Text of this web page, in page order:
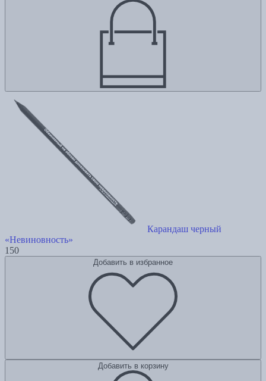
Карандаш черный
«Невиновность»
150
Добавить в избранное
Добавить в корзину